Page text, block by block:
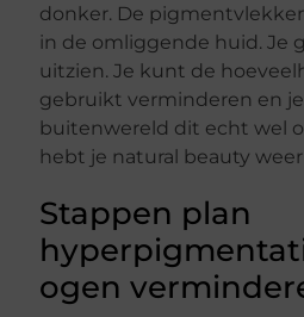
donker. De
in de omliggende huid. Je
uitzien. Je kunt de
gebruikt verminderen en
buitenwereld dit echt wel
hebt je natural beauty
Stappen plan
ogen